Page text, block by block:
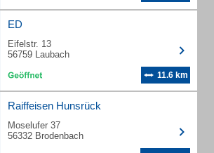
ED
Eifelstr. 13
56759 Laubach
11.6 km
Raiffeisen Hunsrück
Moselufer 37
56332 Brodenbach